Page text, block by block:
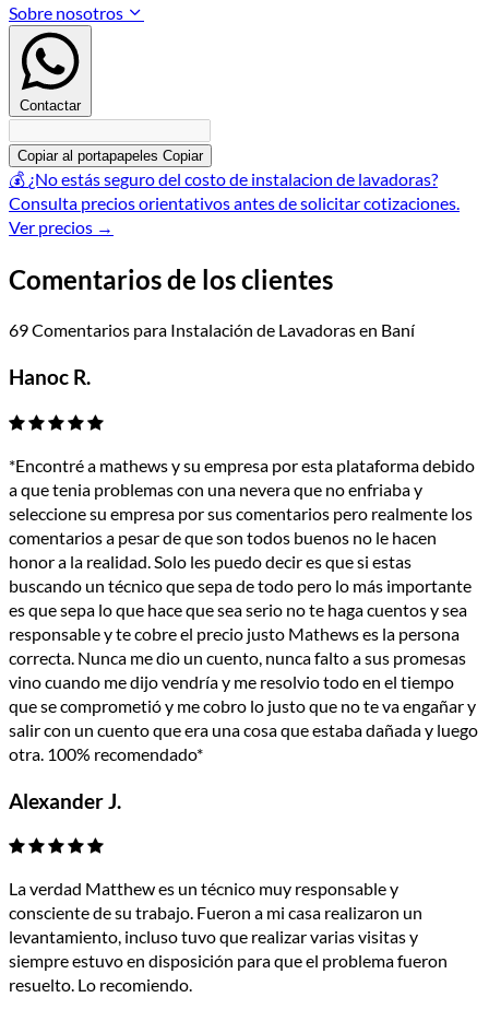
Sobre nosotros
Contactar
Copiar al portapapeles Copiar
💰 ¿No estás seguro del costo de instalacion de lavadoras?
Consulta precios orientativos antes de solicitar cotizaciones.
Ver precios →
Comentarios de los clientes
69 Comentarios para Instalación de Lavadoras en Baní
Hanoc R.
*Encontré a mathews y su empresa por esta plataforma debido
a que tenia problemas con una nevera que no enfriaba y
seleccione su empresa por sus comentarios pero realmente los
comentarios a pesar de que son todos buenos no le hacen
honor a la realidad. Solo les puedo decir es que si estas
buscando un técnico que sepa de todo pero lo más importante
es que sepa lo que hace que sea serio no te haga cuentos y sea
responsable y te cobre el precio justo Mathews es la persona
correcta. Nunca me dio un cuento, nunca falto a sus promesas
vino cuando me dijo vendría y me resolvio todo en el tiempo
que se comprometió y me cobro lo justo que no te va engañar y
salir con un cuento que era una cosa que estaba dañada y luego
otra. 100% recomendado*
Alexander J.
La verdad Matthew es un técnico muy responsable y
consciente de su trabajo. Fueron a mi casa realizaron un
levantamiento, incluso tuvo que realizar varias visitas y
siempre estuvo en disposición para que el problema fueron
resuelto. Lo recomiendo.